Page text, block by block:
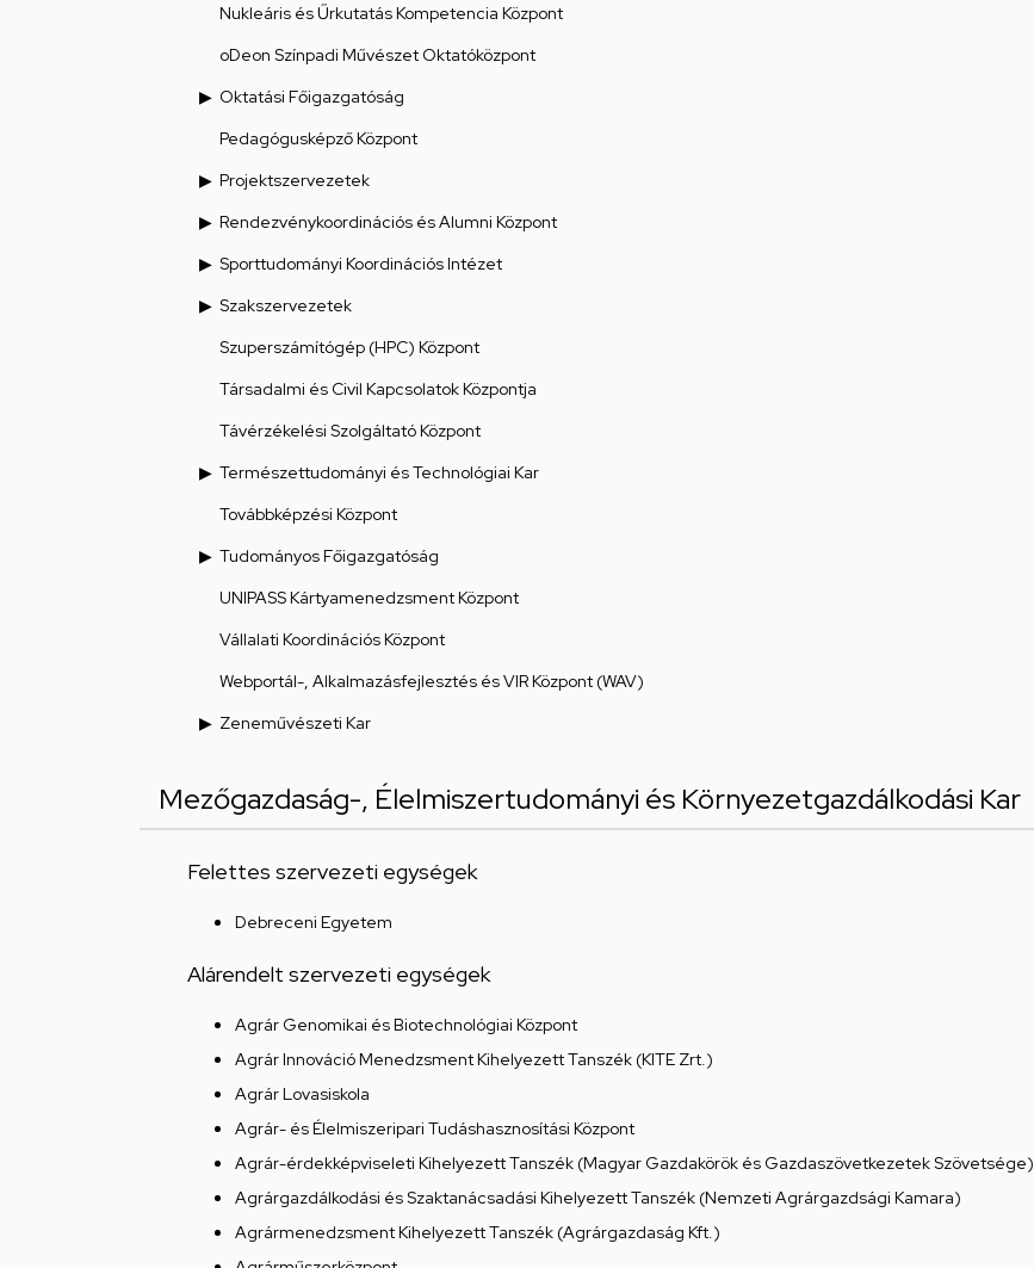
Nukleáris és Űrkutatás Kompetencia Központ
oDeon Színpadi Művészet Oktatóközpont
Oktatási Főigazgatóság
Pedagógusképző Központ
Projektszervezetek
Rendezvénykoordinációs és Alumni Központ
Sporttudományi Koordinációs Intézet
Szakszervezetek
Szuperszámítógép (HPC) Központ
Társadalmi és Civil Kapcsolatok Központja
Távérzékelési Szolgáltató Központ
Természettudományi és Technológiai Kar
Továbbképzési Központ
Tudományos Főigazgatóság
UNIPASS Kártyamenedzsment Központ
Vállalati Koordinációs Központ
Webportál-, Alkalmazásfejlesztés és VIR Központ (WAV)
Zeneművészeti Kar
Mezőgazdaság-, Élelmiszertudományi és Környezetgazdálkodási Kar
Felettes szervezeti egységek
Debreceni Egyetem
Alárendelt szervezeti egységek
Agrár Genomikai és Biotechnológiai Központ
Agrár Innováció Menedzsment Kihelyezett Tanszék (KITE Zrt.)
Agrár Lovasiskola
Agrár- és Élelmiszeripari Tudáshasznosítási Központ
Agrár-érdekképviseleti Kihelyezett Tanszék (Magyar Gazdakörök és Gazdaszövetkezetek Szövetsége)
Agrárgazdálkodási és Szaktanácsadási Kihelyezett Tanszék (Nemzeti Agrárgazdsági Kamara)
Agrármenedzsment Kihelyezett Tanszék (Agrárgazdaság Kft.)